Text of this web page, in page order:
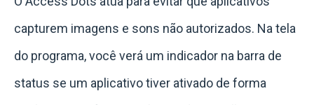
capturem imagens e sons não autorizados. Na tela
do programa, você verá um indicador na barra de
status se um aplicativo tiver ativado de forma